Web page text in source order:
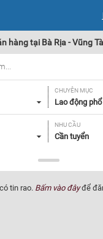
hàng tại Bà Rịa - Vũng
CHUYÊN MỤC
Lao động
NHU CẦU
Cần tuyển
tin rao. Bấm vào đâyđể